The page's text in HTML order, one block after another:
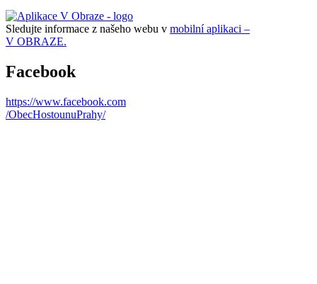
Sledujte informace z našeho webu v mobilní aplikaci –
V OBRAZE.
Facebook
https://www.facebook.com
/ObecHostounuPrahy/